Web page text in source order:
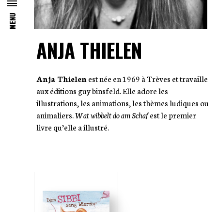
MENU
ANJA THIELEN
Anja Thielen est née en 1969 à Trèves et travaille
aux éditions guy binsfeld. Elle adore les
illustrations, les animations, les thèmes ludiques ou
animaliers.Wat wibbelt do am Schafest le premier
livre qu’elle a illustré.